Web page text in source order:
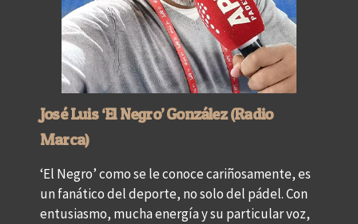
José Luis ‘El Negro’ González (Radio
Marca)
‘El Negro’ como se le conoce cariñosamente, es
un fanático del deporte, no solo del pádel. Con
entusiasmo, mucha energía y su particular voz,